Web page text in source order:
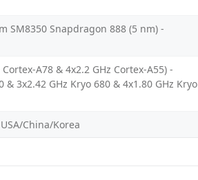
SM8350 Snapdragon 888 (5 nm) -
A78 & 4x2.2 GHz Cortex-A55) -
3x2.42 GHz Kryo 680 & 4x1.80 GHz Kryo
China/Korea